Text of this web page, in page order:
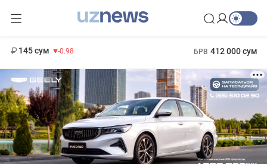
145 сум -0.98 БРВ 412 000 сум